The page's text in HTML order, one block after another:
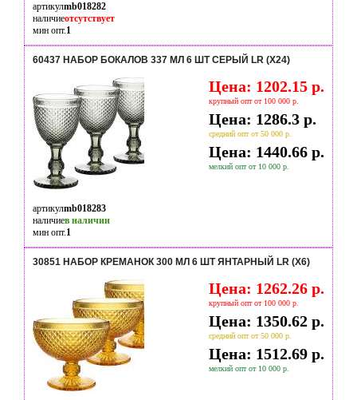
артикулmb018282
наличиеотсутствует
мин опт.1
60437 НАБОР БОКАЛОВ 337 МЛ 6 ШТ СЕРЫЙ LR (Х24)
Цена: 1202.15 р.
крупный опт от 100 000 р.
Цена: 1286.3 р.
средний опт от 50 000 р.
Цена: 1440.66 р.
мелкий опт от 10 000 р.
артикулmb018283
наличиев наличии
мин опт.1
30851 НАБОР КРЕМАНОК 300 МЛ 6 ШТ ЯНТАРНЫЙ LR (Х6)
Цена: 1262.26 р.
крупный опт от 100 000 р.
Цена: 1350.62 р.
средний опт от 50 000 р.
Цена: 1512.69 р.
мелкий опт от 10 000 р.